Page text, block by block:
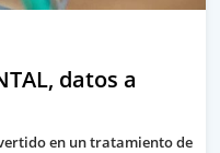
datos a
en un tratamiento de